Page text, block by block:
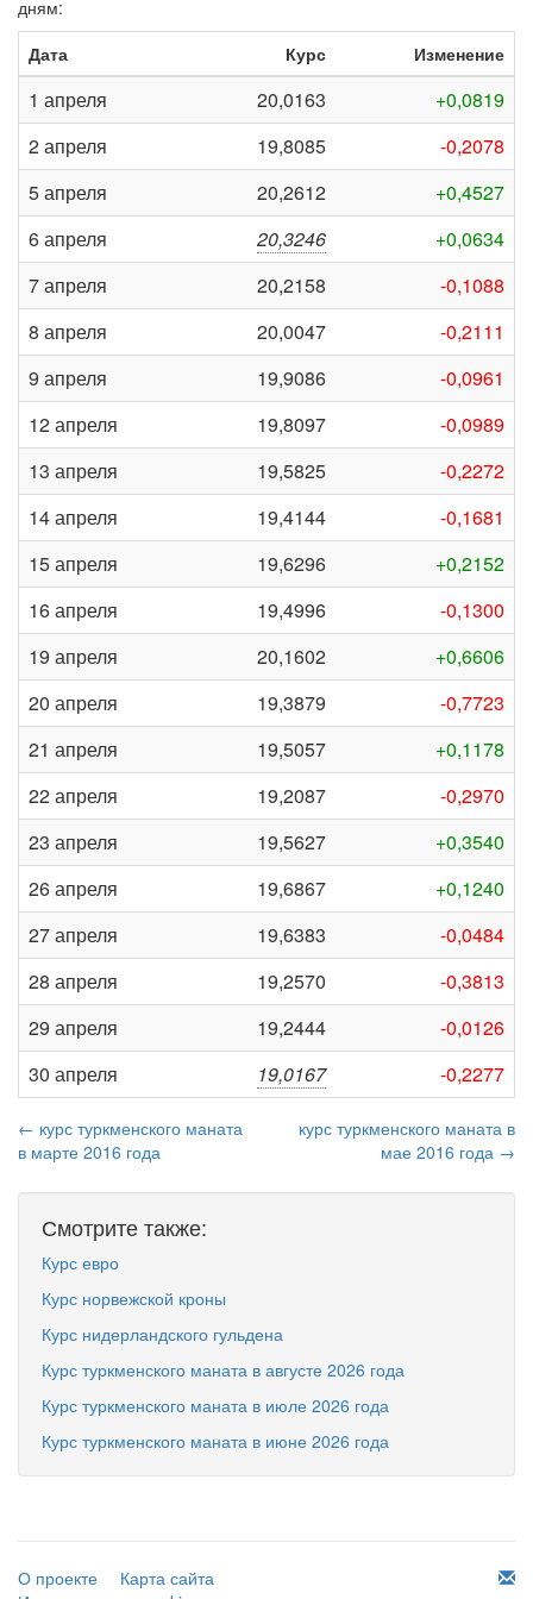
дням:
Дата
Курс Изменение
1 апреля 20,0163
+0,0819
2 апреля
19,8085
-0,2078
5 апреля
20,2612
+0,4527
6 апреля
20,3246
+0,0634
7 апреля
20,2158
-0,1088
8 апреля
20,0047
-0,2111
9 апреля
19,9086
-0,0961
12 апреля
19,8097
-0,0989
13 апреля
19,5825
-0,2272
14 апреля
19,4144
-0,1681
15 апреля
19,6296
+0,2152
16 апреля
19,4996
-0,1300
19 апреля
20,1602
+0,6606
20 апреля
19,3879
-0,7723
21 апреля
19,5057
+0,1178
22 апреля
19,2087
-0,2970
23 апреля
19,5627
+0,3540
26 апреля
19,6867
+0,1240
27 апреля
19,6383
-0,0484
28 апреля
19,2570
-0,3813
29 апреля
19,2444
-0,0126
30 апреля
19,0167 -0,2277
← курс туркменского маната
в марте 2016 года
курс туркменского маната в
мае 2016 года →
Смотрите также:
Курс евро
Курс норвежской кроны
Курс нидерландского гульдена
Курс туркменского маната в августе 2026 года
Курс туркменского маната в июле 2026 года
Курс туркменского маната в июне 2026 года
О проекте
Карта сайта